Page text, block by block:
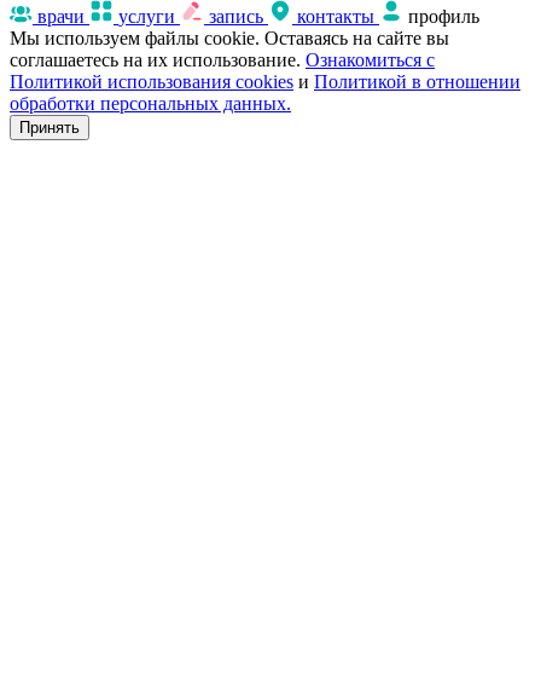
врачи услуги запись контакты
профиль
Мы используем файлы cookie. Оставаясь на сайте вы
соглашаетесь на их использование. Ознакомиться с
Политикой использования cookies и Политикой в отношении
обработки персональных данных.
Принять